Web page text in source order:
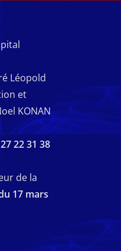
Léopold
et
KONAN
27 22 31 38
de la
17 mars